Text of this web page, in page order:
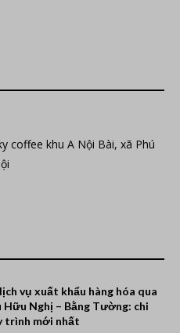
coffee khu A Nội Bài, xã Phú
vụ xuất khẩu hàng hóa qua
Hữu Nghị – Bằng Tường: chi
trình mới nhất